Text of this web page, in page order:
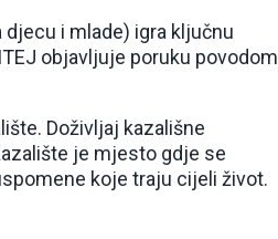
i mlade) igra ključnu
objavljuje poruku povodom
Doživljaj kazališne
je mjesto gdje se
koje traju cijeli život.